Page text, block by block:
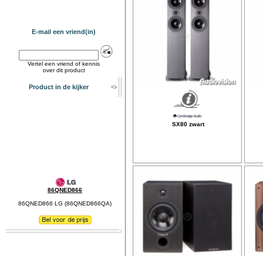
E-mail een vriend(in)
Vertel een vriend of kennis
over dit product
Product in de kijker
86QNED866
86QNED866 LG (86QNED866QA)
SX80 zwart